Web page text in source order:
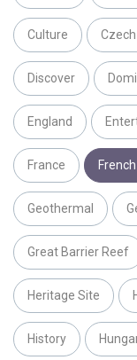
Culture
Discover
England
France
Geothermal
Great Barrier Reef
Heritage Site
History